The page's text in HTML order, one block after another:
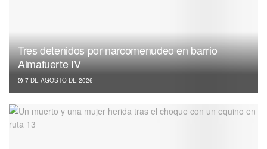
Tres detenidos por narcomenudeo en barrio
Almafuerte IV
7 DE AGOSTO DE 2026